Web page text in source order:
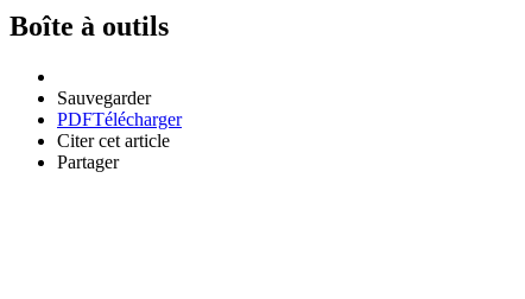
Boîte à outils
Sauvegarder
PDFTélécharger
Citer cet article
Partager